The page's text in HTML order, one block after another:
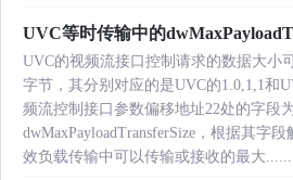
UVC等时传输中的
UVC的视频流接口控制请求的数据大小
字节，其分别对应的是UVC的1.0,1,1和
频流控制接口参数偏移地址22处的字段
dwMaxPayloadTransferSize，根据其字
效负载传输中可以传输或接收的最大......